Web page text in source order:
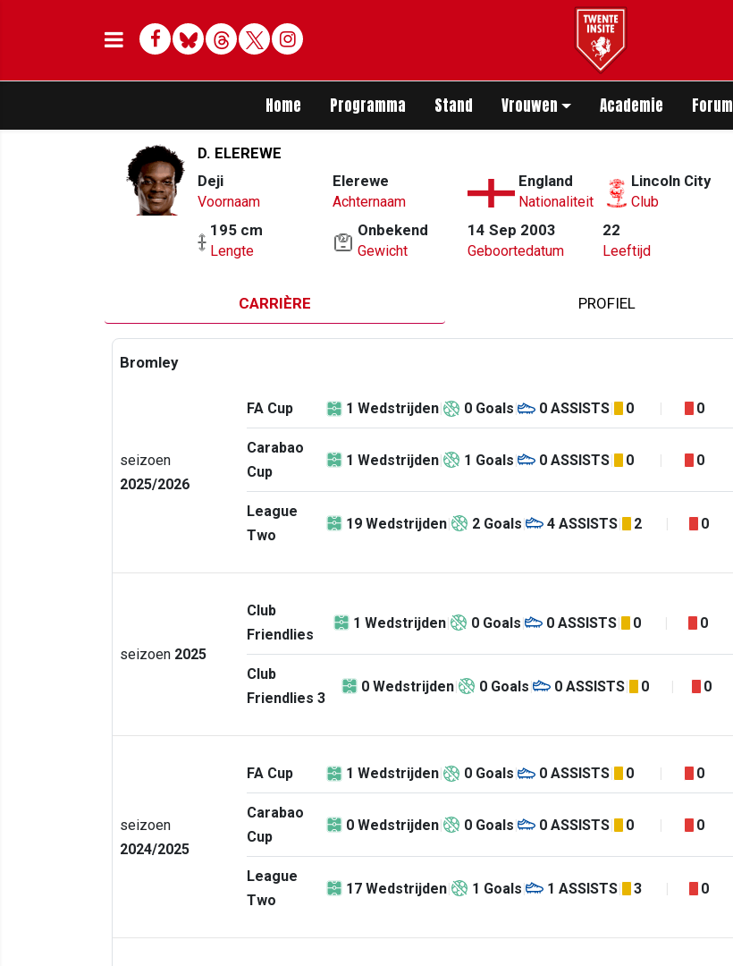
Facebook
BlueskyThreadsTwitterDelen op Whatsapp
Home Programma Stand Vrouwen Academie Forum
D. ELEREWE
Deji
Voornaam
Elerewe
Achternaam
England
Nationaliteit
Lincoln City
Club
195 cm
Lengte
Onbekend
Gewicht
14 Sep 2003
Geboortedatum
22
Leeftijd
CARRIÈRE PROFIEL
Bromley
seizoen
2025/2026
FA Cup 1 Wedstrijden 0 Goals 0 ASSISTS 0 0
Carabao
Cup
1 Wedstrijden 1 Goals 0 ASSISTS 0 0
League
Two
19 Wedstrijden 2 Goals 4 ASSISTS 2 0
seizoen 2025
Club
Friendlies
1 Wedstrijden 0 Goals 0 ASSISTS 0 0
Club
Friendlies 3
0 Wedstrijden 0 Goals 0 ASSISTS 0 0
seizoen
2024/2025
FA Cup 1 Wedstrijden 0 Goals 0 ASSISTS 0 0
Carabao
Cup
0 Wedstrijden 0 Goals 0 ASSISTS 0 0
League
Two
17 Wedstrijden 1 Goals 1 ASSISTS 3 0